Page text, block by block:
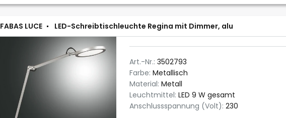
FABAS LUCE LED-Schreibtischleuchte Regina mit Dimmer, alu
Art.-Nr.: 3502793
Farbe: Metallisch
Material: Metall
Leuchtmittel: LED 9 W gesamt
Anschlussspannung (Volt): 230